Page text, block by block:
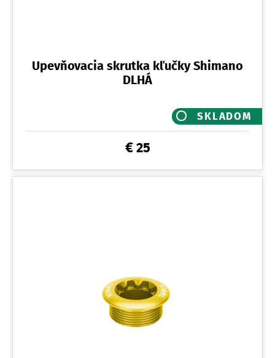
Upevňovacia skrutka kľučky Shimano
DLHÁ
SKLADOM
€ 25